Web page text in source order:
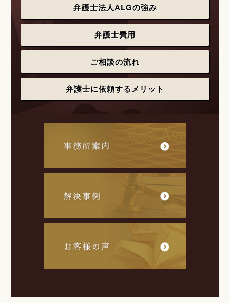
弁護士法人ALGの強み
弁護士費用
ご相談の流れ
弁護士に依頼するメリット